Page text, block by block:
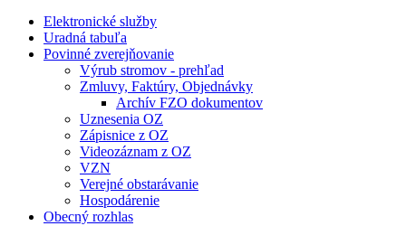
Elektronické služby
Uradná tabuľa
Povinné zverejňovanie
Výrub stromov - prehľad
Zmluvy, Faktúry, Objednávky
Archív FZO dokumentov
Uznesenia OZ
Zápisnice z OZ
Videozáznam z OZ
VZN
Verejné obstarávanie
Hospodárenie
Obecný rozhlas